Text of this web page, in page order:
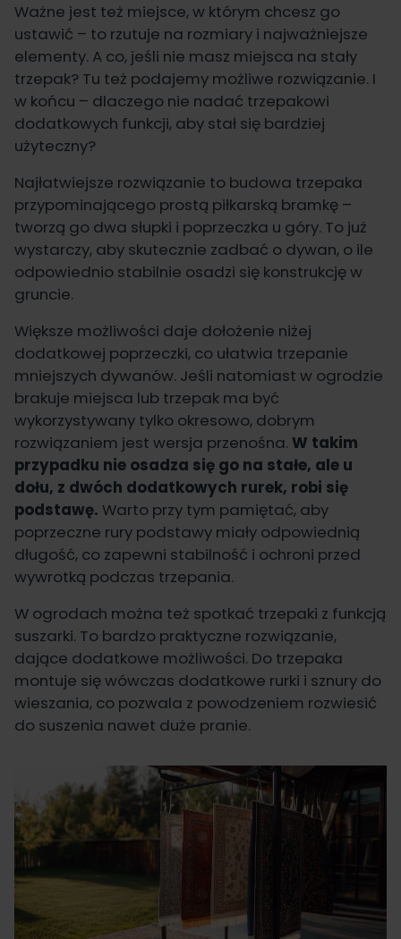
Ważne jest też miejsce, w którym chcesz go
ustawić – to rzutuje na rozmiary i najważniejsze
elementy. A co, jeśli nie masz miejsca na stały
trzepak? Tu też podajemy możliwe rozwiązanie. I
w końcu – dlaczego nie nadać trzepakowi
dodatkowych funkcji, aby stał się bardziej
użyteczny?
Najłatwiejsze rozwiązanie to budowa trzepaka
przypominającego prostą piłkarską bramkę –
tworzą go dwa słupki i poprzeczka u góry. To już
wystarczy, aby skutecznie zadbać o dywan, o ile
odpowiednio stabilnie osadzi się konstrukcję w
gruncie.
Większe możliwości daje dołożenie niżej
dodatkowej poprzeczki, co ułatwia trzepanie
mniejszych dywanów. Jeśli natomiast w ogrodzie
brakuje miejsca lub trzepak ma być
wykorzystywany tylko okresowo, dobrym
rozwiązaniem jest wersja przenośna. W takim
przypadku nie osadza się go na stałe, ale u
dołu, z dwóch dodatkowych rurek, robi się
podstawę. Warto przy tym pamiętać, aby
poprzeczne rury podstawy miały odpowiednią
długość, co zapewni stabilność i ochroni przed
wywrotką podczas trzepania.
W ogrodach można też spotkać trzepaki z funkcją
suszarki. To bardzo praktyczne rozwiązanie,
dające dodatkowe możliwości. Do trzepaka
montuje się wówczas dodatkowe rurki i sznury do
wieszania, co pozwala z powodzeniem rozwiesić
do suszenia nawet duże pranie.